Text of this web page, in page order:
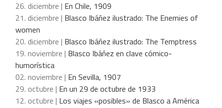
26. diciembre | En Chile, 1909
21. diciembre | Blasco Ibáñez ilustrado: The Enemies of
women
20. diciembre | Blasco Ibáñez ilustrado: The Temptress
19. noviembre | Blasco Ibáñez en clave cómico-
humorística
02. noviembre | En Sevilla, 1907
29. octubre | En un 29 de octubre de 1933
12. octubre | Los viajes «posibles» de Blasco a América